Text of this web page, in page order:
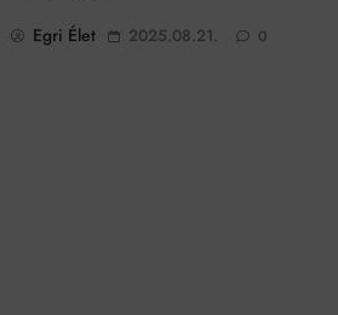
Egri Élet 2025.08.21. 0